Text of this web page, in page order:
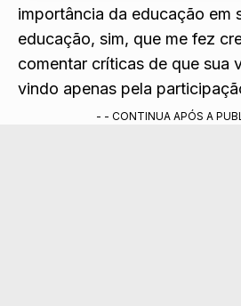
importância da educação em
educação, sim, que me fez
comentar críticas de que sua
vindo apenas pela
- - CONTINUA APÓS A